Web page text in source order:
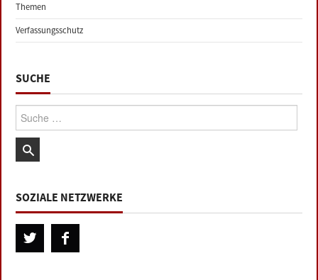
Themen
Verfassungsschutz
SUCHE
Suche:
SOZIALE NETZWERKE